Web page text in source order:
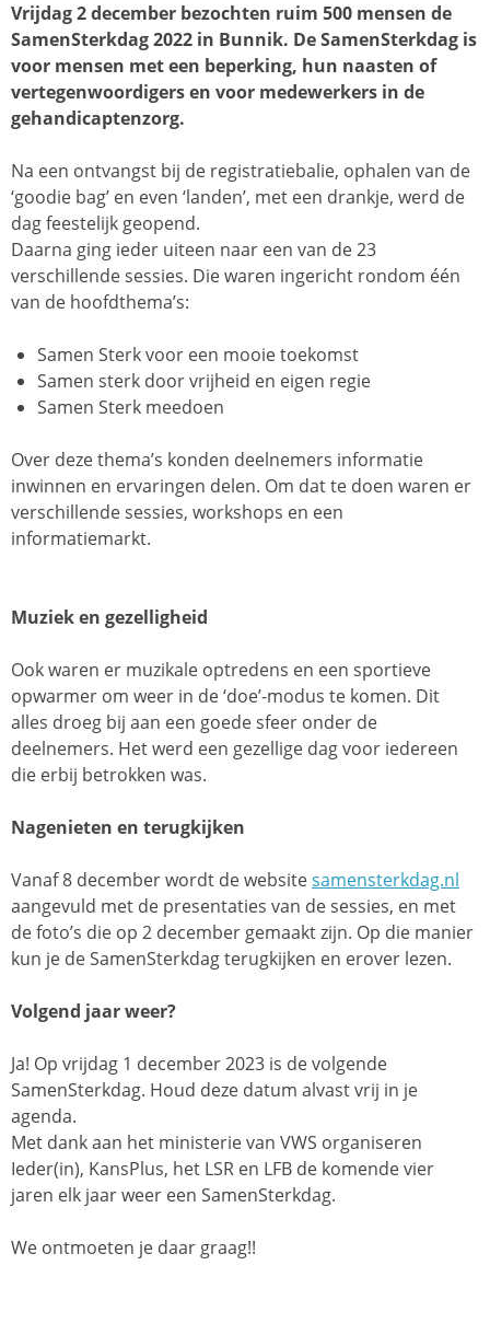
Vrijdag 2 december bezochten ruim 500 mensen de
SamenSterkdag 2022 in Bunnik. De SamenSterkdag is
voor mensen met een beperking, hun naasten of
vertegenwoordigers en voor medewerkers in de
gehandicaptenzorg.
Na een ontvangst bij de registratiebalie, ophalen van de
‘goodie bag’ en even ‘landen’, met een drankje, werd de
dag feestelijk geopend.
Daarna ging ieder uiteen naar een van de 23
verschillende sessies. Die waren ingericht rondom één
van de hoofdthema’s:
Samen Sterk voor een mooie toekomst
Samen sterk door vrijheid en eigen regie
Samen Sterk meedoen
Over deze thema’s konden deelnemers informatie
inwinnen en ervaringen delen. Om dat te doen waren er
verschillende sessies, workshops en een
informatiemarkt.
Muziek en gezelligheid
Ook waren er muzikale optredens en een sportieve
opwarmer om weer in de ‘doe’-modus te komen. Dit
alles droeg bij aan een goede sfeer onder de
deelnemers. Het werd een gezellige dag voor iedereen
die erbij betrokken was.
Nagenieten en terugkijken
Vanaf 8 december wordt de websitesamensterkdag.nl
aangevuld met de presentaties van de sessies, en met
de foto’s die op 2 december gemaakt zijn. Op die manier
kun je de SamenSterkdag terugkijken en erover lezen.
Volgend jaar weer?
Ja! Op vrijdag 1 december 2023 is de volgende
SamenSterkdag. Houd deze datum alvast vrij in je
agenda.
Met dank aan het ministerie van VWS organiseren
Ieder(in), KansPlus, het LSR en LFB de komende vier
jaren elk jaar weer een SamenSterkdag.
We ontmoeten je daar graag!!